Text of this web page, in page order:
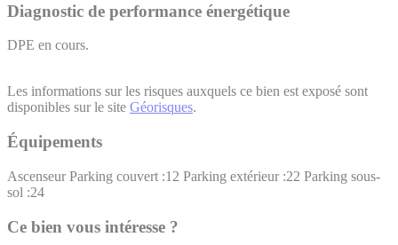
Diagnostic de performance énergétique
DPE en cours.
Les informations sur les risques auxquels ce bien est exposé sont
disponibles sur le site Géorisques.
Équipements
Ascenseur Parking couvert :12 Parking extérieur :22 Parking sous-
sol :24
Ce bien vous intéresse ?